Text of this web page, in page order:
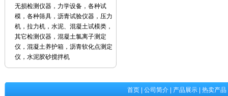
无损检测仪器，力学设备，各种试
模，各种筛具，沥青试验仪器，压力
机，拉力机，水泥、混凝土试模类，
其它检测仪器，混凝土氯离子测定
仪，混凝土养护箱，沥青软化点测定
仪，水泥胶砂搅拌机
首页 公司简介 产品展示 热卖产品